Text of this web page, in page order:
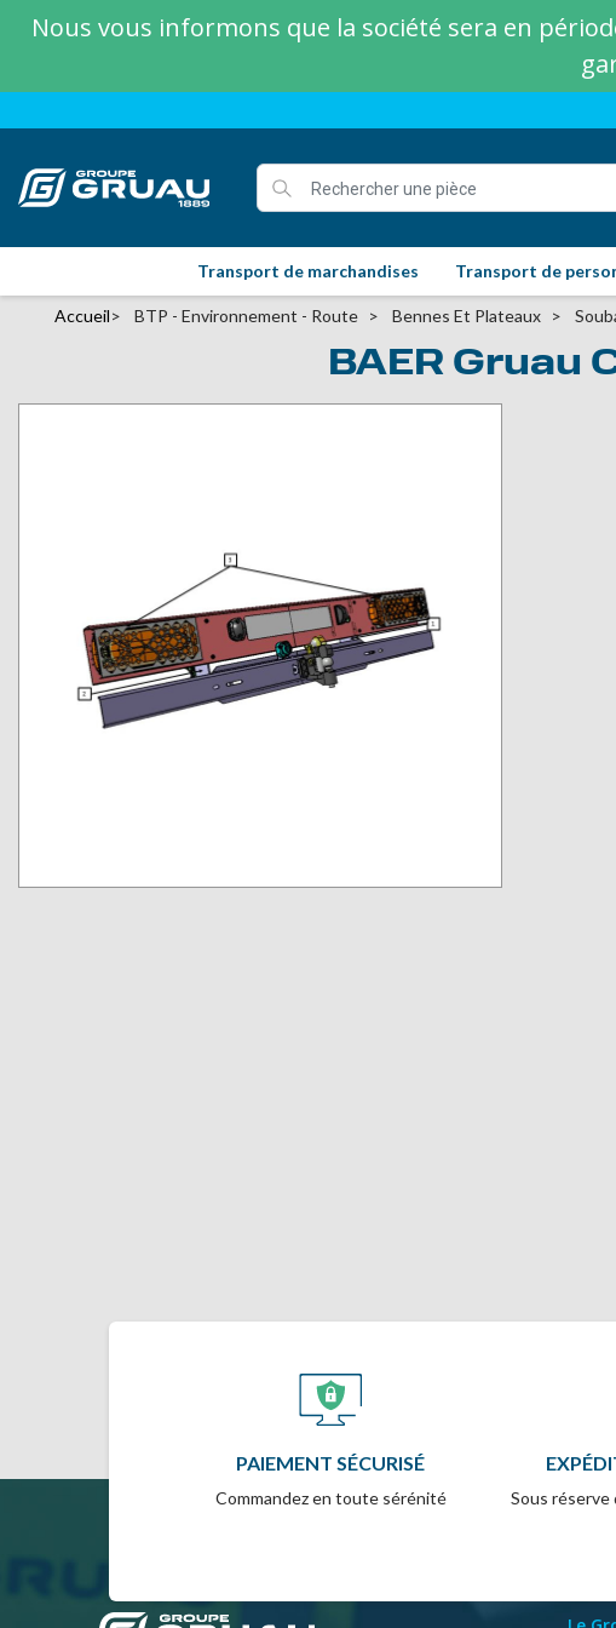
Nous vous informons que la société sera en
Transport de marchandises Transport de
Accueil BTP - Environnement - Route Bennes Et Plateaux
BAER Gruau
PAIEMENT SÉCURISÉ
Commandez en toute sérénité Sous